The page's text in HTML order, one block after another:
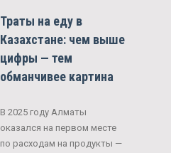
Траты на еду в
Казахстане: чем выше
цифры — тем
обманчивее картина
В 2025 году Алматы
оказался на первом месте
по расходам на продукты —